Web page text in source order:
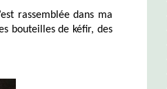
rassemblée dans ma
bouteilles de kéfir, des